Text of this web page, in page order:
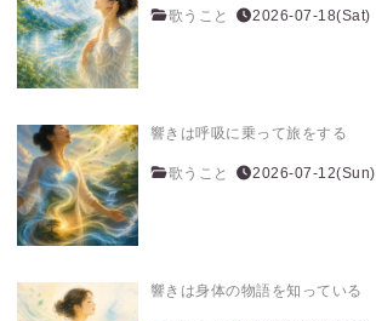
歌うこと 2026-07-18(Sat)
響きは呼吸に乗って旅をする
歌うこと 2026-07-12(Sun)
響きは身体の物語を知っている